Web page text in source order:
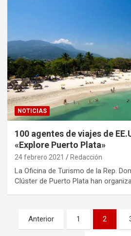
NOTICIAS
100 agentes de viajes de
«Explore Puerto Plata»
24 febrero 2021 Redacción
La Oficina de Turismo de la Rep.
Clúster de Puerto Plata han
Paginación
de
Anterior 1 2